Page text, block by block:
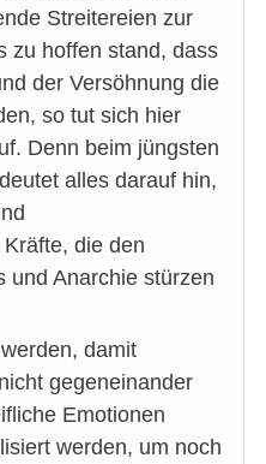
Streitereien zur
zu hoffen stand, dass
der Versöhnung die
so tut sich hier
Denn beim jüngsten
alles darauf hin,
die den
und Anarchie stürzen
damit
gegeneinander
Emotionen
werden, um noch